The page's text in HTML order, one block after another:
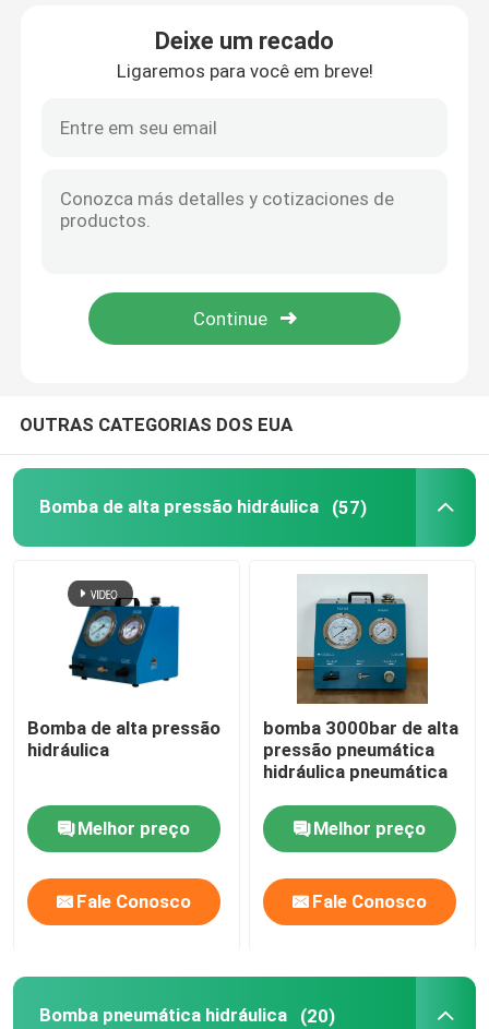
Sobre nós
Visita à fábrica
Controle de qualidade
Solicite um orçamento
Bomba elétrica hidráulica
Dispositivo do teste da válvula do combustível
Tensão hidráulica do parafuso
Cilindro hidráulico Jack
chaves de torque hidráulicas
Chave de torque pneumática
Deixe um recado
Ligaremos para você em breve!
OUTRAS CATEGORIAS DOS EUA
Bomba de alta pressão hidráulica (57)
Bomba de alta pressão
hidráulica
Melhor preço
Fale Conosco
bomba 3000bar de alta
pressão pneumática
hidráulica pneumática
Melhor preço
Fale Conosco
Bomba pneumática hidráulica (20)